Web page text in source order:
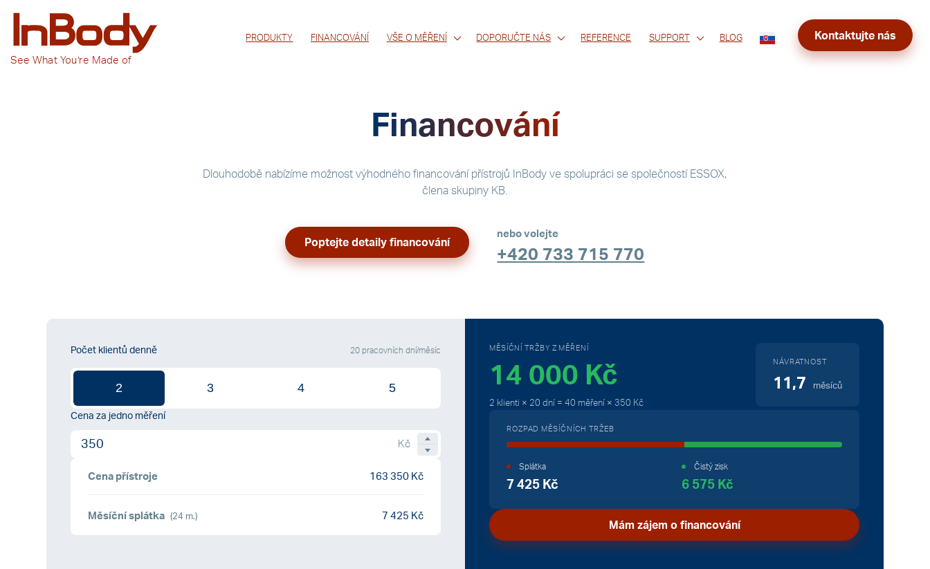
See What You’re Made of
PRODUKTY FINANCOVÁNÍ VŠE O MĚŘENÍ DOPORUČTE NÁS REFERENCE SUPPORT BLOG Kontaktujte nás
Financování
Dlouhodobě nabízíme možnost výhodného financování přístrojů InBody ve spolupráci se společností ESSOX,
člena skupiny KB.
Poptejte detaily financování
nebo volejte
+420 733 715 770
Počet klientů denně 20 pracovních dní/měsíc
2 3 4 5
Cena za jedno měření
Kč
Cena přístroje 163 350 Kč
Měsíční splátka (24 m.) 7 425 Kč
MĚSÍČNÍ TRŽBY Z MĚŘENÍ
14 000 Kč
2 klienti × 20 dní = 40 měření × 350 Kč
NÁVRATNOST
11,7 měsíců
ROZPAD MĚSÍČNÍCH TRŽEB
Splátka
7 425 Kč
Čistý zisk
6 575 Kč
Mám zájem o financování